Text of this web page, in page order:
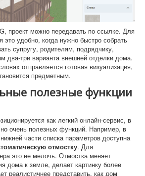
проект можно передавать по ссылке. Для
это удобно, когда нужно быстро собрать
супругу, родителям, подрядчику,
два-три варианта внешней отделки дома.
отправляется готовая визуализация,
предметным.
полезные функции
как легкий онлайн-сервис, в
очень полезных функций. Например, в
части списка параметров доступна
отмостку. Для
это не мелочь. Отмостка меняет
дома к земле, делает картинку более
реалистичнее представить, как дом